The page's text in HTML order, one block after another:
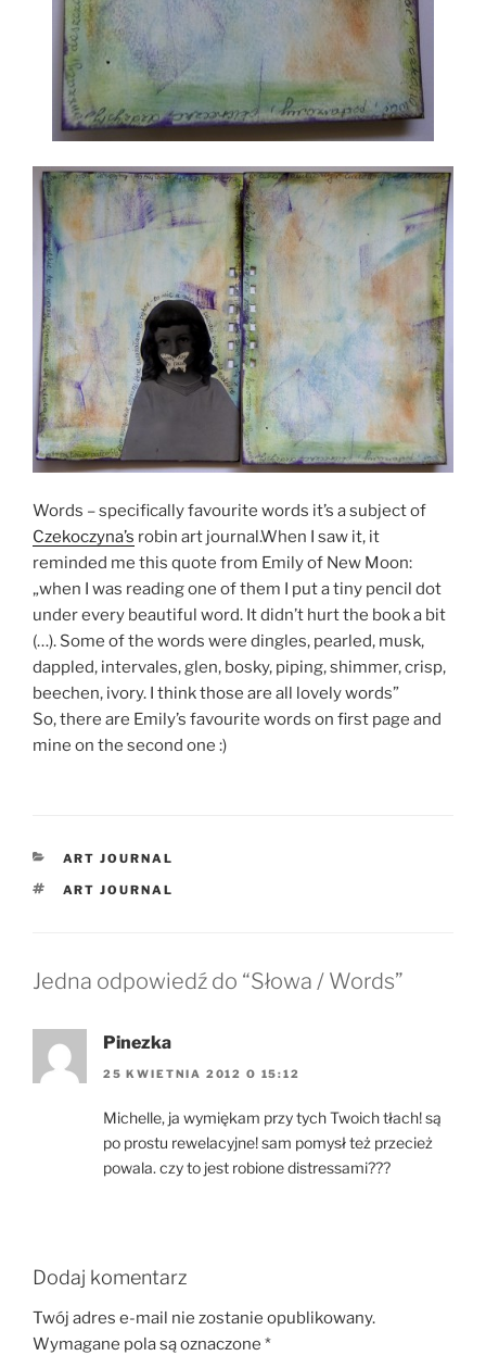
Words – specifically favourite words it’s a subject of
Czekoczyna’s robin art journal.When I saw it, it
reminded me this quote from Emily of New Moon:
„when I was reading one of them I put a tiny pencil dot
under every beautiful word. It didn’t hurt the book a bit
(…). Some of the words were dingles, pearled, musk,
dappled, intervales, glen, bosky, piping, shimmer, crisp,
beechen, ivory. I think those are all lovely words”
So, there are Emily’s favourite words on first page and
mine on the second one :)
KATEGORIE
ART JOURNAL
TAGI
ART JOURNAL
Jedna odpowiedź do “Słowa / Words”
Pinezka
25 KWIETNIA 2012 O 15:12
Michelle, ja wymiękam przy tych Twoich tłach! są
po prostu rewelacyjne! sam pomysł też przecież
powala. czy to jest robione distressami???
Dodaj komentarz
Twój adres e-mail nie zostanie opublikowany.
Wymagane pola są oznaczone *